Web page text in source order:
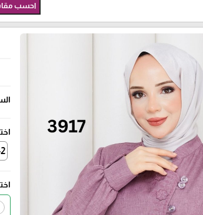
احسب